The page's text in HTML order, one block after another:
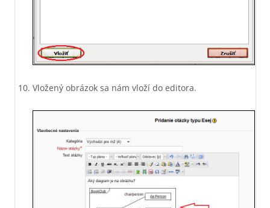
Vložený obrázok sa nám vloží do editora.